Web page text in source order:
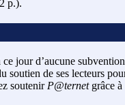
p.).
jour d’aucune
soutien de ses lecteurs
soutenir P@ternetgrâce à